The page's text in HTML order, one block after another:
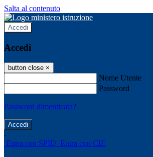
Salta al contenuto
Accedi
Accedi
button close ×
Nome Utente
Password
Password dimenticata?
-
Entra con SPID Entra con CIE